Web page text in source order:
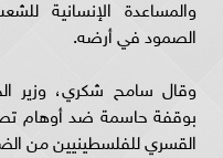
والمساعدة الإنسانية
الصمود في أرضه.
وقال سامح شكري، وزير
بوقفة حاسمة ضد أوهام
القسري للفلسطينيين من